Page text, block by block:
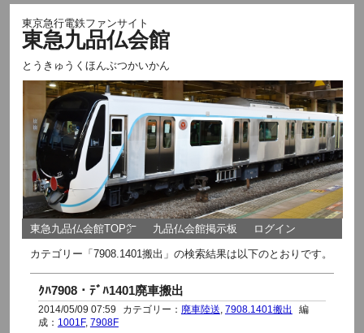
東京急行電鉄ファンサイト
東急九品仏会館
とうきゅうくほんぶつかいかん
東急九品仏会館TOP㌻ 九品仏会館掲示板 ログイン
カテゴリー「7908.1401搬出」の検索結果は以下のとおりです。
ｸﾊ7908・ﾃﾞﾊ1401廃車搬出
2014/05/09 07:59 カテゴリー： 廃車陸送 7908.1401搬出
編
成： 1001F, 7908F